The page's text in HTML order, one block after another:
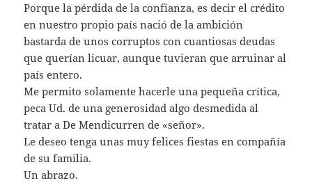
Porque la pérdida de la confianza, es decir el crédito
en nuestro propio país nació de la ambición
bastarda de unos corruptos con cuantiosas deudas
que querían licuar, aunque tuvieran que arruinar al
país entero.
Me permito solamente hacerle una pequeña crítica,
peca Ud. de una generosidad algo desmedida al
tratar a De Mendicurren de «señor».
Le deseo tenga unas muy felices fiestas en compañía
de su familia.
Un abrazo.